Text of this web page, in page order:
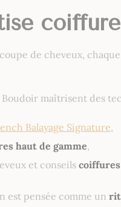
de cheveux,
Boudoir maîtrisent des
Balayage Signature,
haut de gamme,
et conseils
est pensée comme un